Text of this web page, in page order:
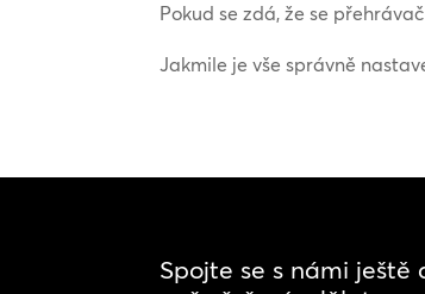
Pokud se zdá, že se
Jakmile je vše správně
Spojte se s námi ještě